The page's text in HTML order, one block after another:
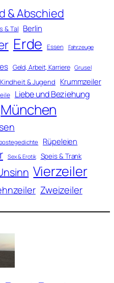
& Abschied
& Tal Berlin
Erde Essen Fahrzeuge
Geld, Arbeit, Karriere Grusel
Kindheit & Jugend Krummzeiler
Liebe und Beziehung
München
Rüpeleien
Sex & Erotik Speis & Trank
Vierzeiler
Zweizeiler